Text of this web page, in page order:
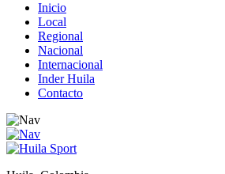
Inicio
Local
Regional
Nacional
Internacional
Inder Huila
Contacto